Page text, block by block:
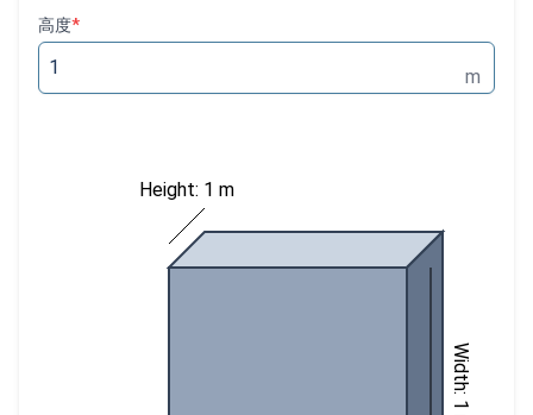
高度*
m
Width: 1 m
Height: 1 m